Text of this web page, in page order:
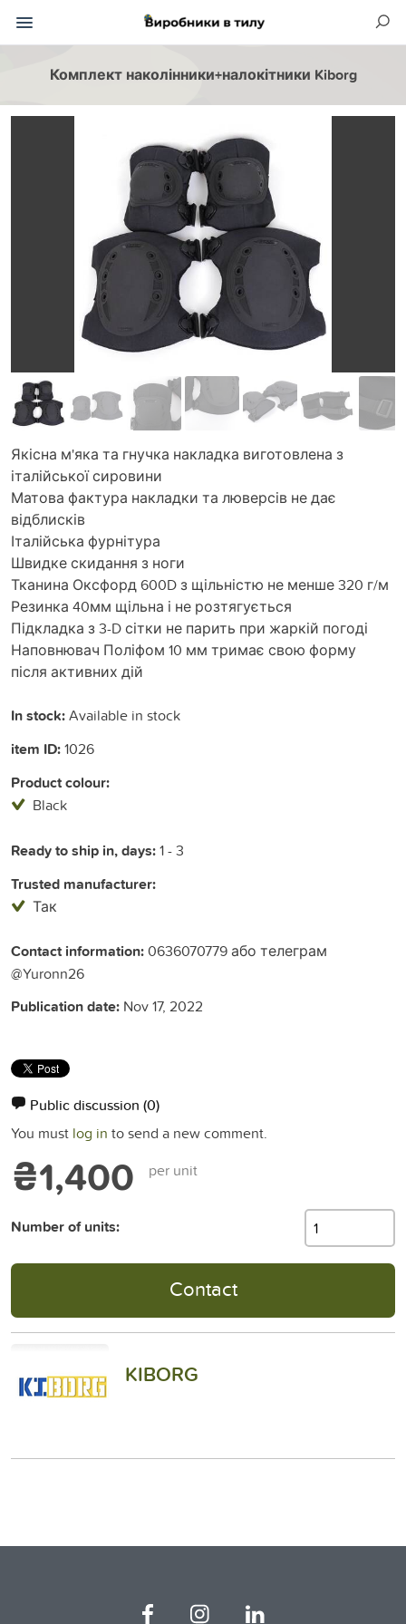
Комплект наколінники+налокітники Kiborg
Якісна м'яка та гнучка накладка виготовлена з
італійської сировини
Матова фактура накладки та люверсів не дає
відблисків
Італійська фурнітура
Швидке скидання з ноги
Тканина Оксфорд 600D з щільністю не менше 320 г/м
Резинка 40мм щільна і не розтягується
Підкладка з 3-D сітки не парить при жаркій погоді
Наповнювач Поліфом 10 мм тримає свою форму
після активних дій
In stock:Available in stock
item ID:1026
Product colour:
Black
Ready to ship in, days:1 - 3
Trusted manufacturer:
Так
Contact information:0636070779 або телеграм
@Yuronn26
Publication date: Nov 17, 2022
Public discussion (0)
You must log in to send a new comment.
₴1,400 per unit
Number of units:
Contact
KIBORG